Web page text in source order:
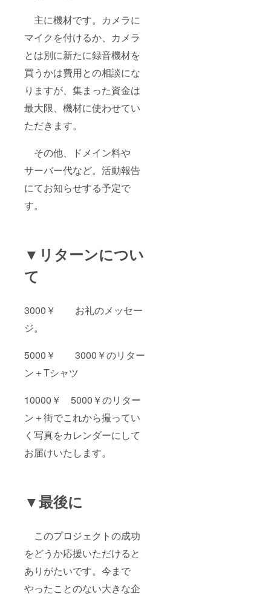
主に機材です。カメラに
マイクを付けるか、カメラ
とは別に新たに録音機材を
買うかは費用との相談にな
りますが、集まった資金は
最大限、機材に使わせてい
ただきます。
その他、ドメイン料や
サーバー代など。活動報告
にてお知らせする予定で
す。
▼リターンについ
て
3000￥ お礼のメッセー
ジ。
5000￥ 3000￥のリター
ン＋Tシャツ
10000￥ 5000￥のリター
ン＋街でこれから撮ってい
く写真をカレンダーにして
お届けいたします。
▼最後に
このプロジェクトの成功
をどうか応援いただけると
ありがたいです。今まで
やったことのない大きな企